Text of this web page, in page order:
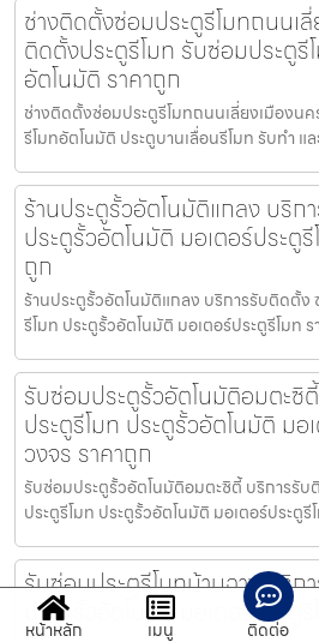
ช่างติดตั้งซ่อมประตูรีโมทถนนเ
ติดตั้งประตูรีโมท รับซ่อมประตูรี
อัตโนมัติ ราคาถูก
ช่างติดตั้งซ่อมประตูรีโมทถนนเลี่ยงเมืองน
รีโมทอัตโนมัติ ประตูบานเลื่อนรีโมท รับทำ แ
ร้านประตูรั้วอัตโนมัติแกลง บริก
ประตูรั้วอัตโนมัติ มอเตอร์ประตู
ถูก
ร้านประตูรั้วอัตโนมัติแกลง บริการรับติดตั้ง
รีโมท ประตูรั้วอัตโนมัติ มอเตอร์ประตูรีโมท
รับซ่อมประตูรั้วอัตโนมัติอมตะซิ
ประตูรีโมท ประตูรั้วอัตโนมัติ มอ
วงจร ราคาถูก
รับซ่อมประตูรั้วอัตโนมัติอมตะซิตี้ บริการรับ
ประตูรีโมท ประตูรั้วอัตโนมัติ มอเตอร์ประตูรี
รับซ่อมประตูรีโมทบ้านฉาง บริก
ประตูรั้วอัตโนมัติ มอเตอร์ประตู
หน้าหลัก เมนู ติดต่อ